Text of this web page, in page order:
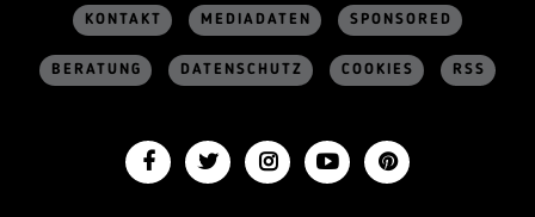
KONTAKT MEDIADATEN SPONSORED
BERATUNG DATENSCHUTZ COOKIES RSS